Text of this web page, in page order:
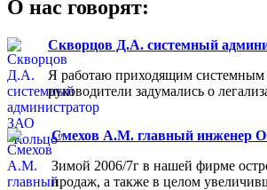
О нас говорят:
Скворцов Д.А. системный
Я работаю приходящим системным
руководители задумались о
Смехов А.М. главный инженер
Зимой 2006/7г в нашей фирме
продаж, а также в целом